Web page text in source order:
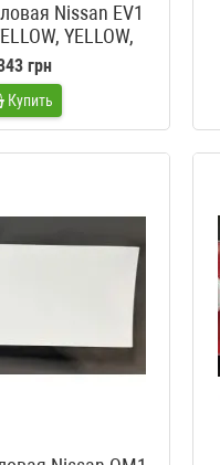
Nissan EV1
YELLOW,
YELLOW
грн
Купить